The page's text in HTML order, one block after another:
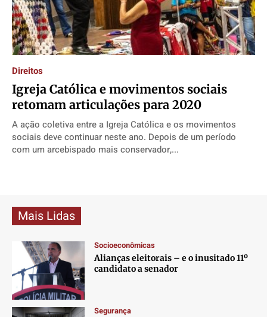
Direitos
Economia
Cultura
Caetano Roque
Gustavo Bastos
Jr Mignone (in memorian)
Wanda Sily
Expediente
Contato
Anuncie
Direitos
Economia
Cultura
Caetano Roque
Gustavo Bastos
Jr Mignone (in memorian)
Wanda Sily
Expediente
Contato
Anuncie
Direitos
Economia
Cultura
Caetano Roque
Gustavo Bastos
Jr Mignone (in memorian)
Wanda Sily
Expediente
Contato
Anuncie
Direitos
Economia
Cultura
Caetano Roque
Gustavo Bastos
Jr Mignone (in memorian)
Wanda Sily
Expediente
Contato
Anuncie
Direitos
Igreja Católica e movimentos sociais
retomam articulações para 2020
A ação coletiva entre a Igreja Católica e os movimentos
sociais deve continuar neste ano. Depois de um período
com um arcebispado mais conservador,...
Mais Lidas
Socioeconômicas
Alianças eleitorais – e o inusitado 11º
candidato a senador
Segurança